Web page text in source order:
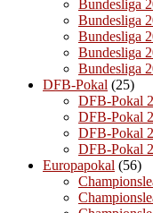
Bundesliga
Bundesliga
Bundesliga
Bundesliga
Bundesliga
DFB-Pokal (25)
DFB-Pokal
DFB-Pokal
DFB-Pokal
DFB-Pokal
Europapokal (56)